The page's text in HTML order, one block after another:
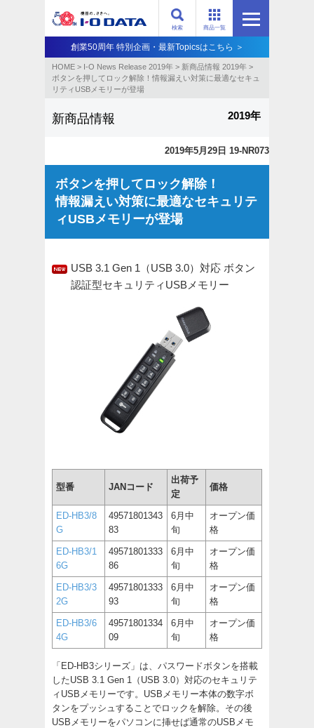
商品一覧
検索
創業50周年 特別企画・最新Topicsはこちら ＞
HOME > I-O News Release 2019年 > 新商品情報 2019年 >
ボタンを押してロック解除！情報漏えい対策に最適なセキュ
リティUSBメモリーが登場
新商品情報 2019年
2019年5月29日 19-NR073
ボタンを押してロック解除！
情報漏えい対策に最適なセキュリテ
ィUSBメモリーが登場
USB 3.1 Gen 1（USB 3.0）対応 ボタン
認証型セキュリティUSBメモリー
型番 JANコード
出荷予
定
価格
ED-HB3/8
G
49571801343
83
6月中
旬
オープン価
格
ED-HB3/1
6G
49571801333
86
6月中
旬
オープン価
格
ED-HB3/3
2G
49571801333
93
6月中
旬
オープン価
格
ED-HB3/6
4G
49571801334
09
6月中
旬
オープン価
格
「ED-HB3シリーズ」は、パスワードボタンを搭載
したUSB 3.1 Gen 1（USB 3.0）対応のセキュリテ
ィUSBメモリーです。USBメモリー本体の数字ボ
タンをプッシュすることでロックを解除。その後
USBメモリーをパソコンに挿せば通常のUSBメモ